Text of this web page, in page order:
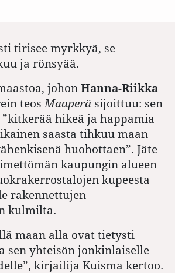
tirisee myrkkyä, se
ja rönsyää.
johon Hanna-Riikka
teos Maaperä sijoittuu: sen
hikeä ja happamia
saasta tihkuu maan
huohottaen”. Jäte
kaupungin alueen
kupeesta
rakennettujen
kulmilta.
maan alla ovat tietysti
sen yhteisön jonkinlaiselle
kirjailija Kuisma kertoo.